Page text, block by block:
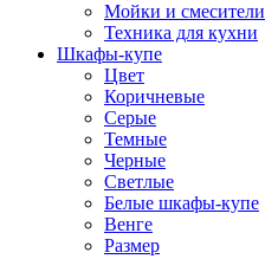
Мойки и смесители
Техника для кухни
Шкафы-купе
Цвет
Коричневые
Серые
Темные
Черные
Светлые
Белые шкафы-купе
Венге
Размер